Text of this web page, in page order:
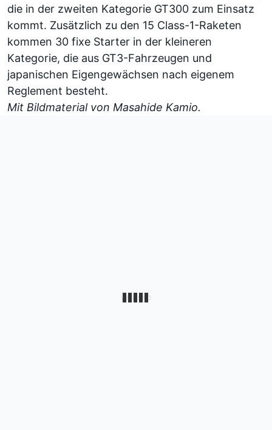
die in der zweiten Kategorie GT300 zum Einsatz
kommt. Zusätzlich zu den 15 Class-1-Raketen
kommen 30 fixe Starter in der kleineren
Kategorie, die aus GT3-Fahrzeugen und
japanischen Eigengewächsen nach eigenem
Reglement besteht.
Mit Bildmaterial von Masahide Kamio.